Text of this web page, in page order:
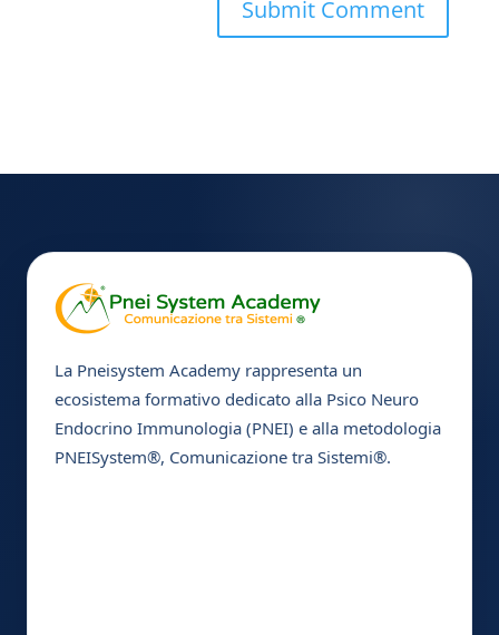
La Pneisystem Academy rappresenta un
ecosistema formativo dedicato alla Psico Neuro
Endocrino Immunologia (PNEI) e alla metodologia
PNEISystem®, Comunicazione tra Sistemi®.